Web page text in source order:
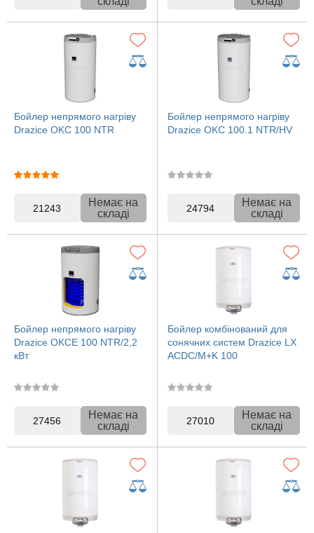
Бойлер непрямого нагріву
Drazice OKC 100 NTR
21243
Немає на
складі
Бойлер непрямого нагріву
Drazice OKC 100.1 NTR/HV
24794
Немає на
складі
Бойлер непрямого нагріву
Drazice OKCE 100 NTR/2,2
кВт
27456
Немає на
складі
Бойлер комбінований для
сонячних систем Drazice LX
ACDC/M+K 100
27010
Немає на
складі